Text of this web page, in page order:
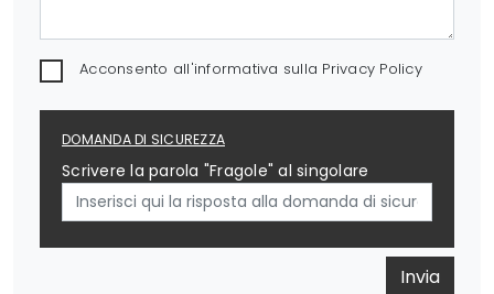
Acconsento all'informativa sulla Privacy Policy
DOMANDA DI SICUREZZA
Scrivere la parola "Fragole" al singolare
Invia